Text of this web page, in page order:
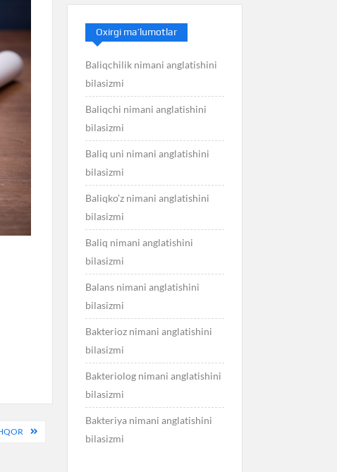
Oxirgi ma’lumotlar
Baliqchilik nimani anglatishini
bilasizmi
Baliqchi nimani anglatishini
bilasizmi
Baliq uni nimani anglatishini
bilasizmi
Baliqko’z nimani anglatishini
bilasizmi
Baliq nimani anglatishini
bilasizmi
Balans nimani anglatishini
bilasizmi
Bakterioz nimani anglatishini
bilasizmi
Bakteriolog nimani anglatishini
bilasizmi
Bakteriya nimani anglatishini
bilasizmi